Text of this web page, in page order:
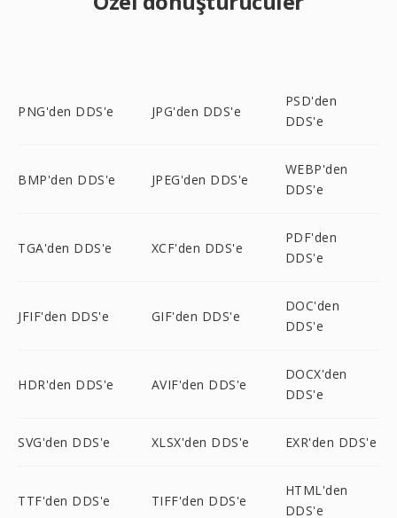
PNG'den DDS'e JPG'den DDS'e
PSD'den
DDS'e
BMP'den DDS'e JPEG'den DDS'e
WEBP'den
DDS'e
TGA'den DDS'e XCF'den DDS'e
PDF'den
DDS'e
JFIF'den DDS'e GIF'den DDS'e
DOC'den
DDS'e
HDR'den DDS'e AVIF'den DDS'e
DOCX'den
DDS'e
SVG'den DDS'e XLSX'den DDS'e EXR'den DDS'e
TTF'den DDS'e TIFF'den DDS'e
HTML'den
DDS'e